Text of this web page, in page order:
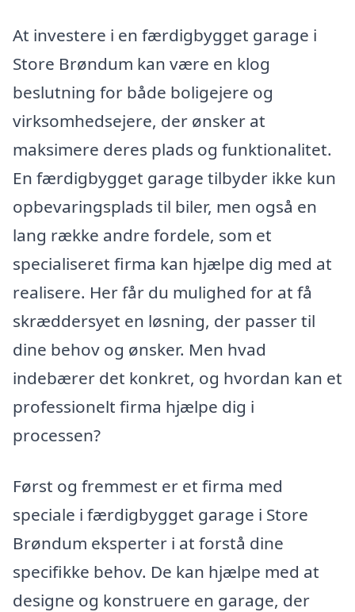
At investere i en færdigbygget garage i
Store Brøndum kan være en klog
beslutning for både boligejere og
virksomhedsejere, der ønsker at
maksimere deres plads og funktionalitet.
En færdigbygget garage tilbyder ikke kun
opbevaringsplads til biler, men også en
lang række andre fordele, som et
specialiseret firma kan hjælpe dig med at
realisere. Her får du mulighed for at få
skræddersyet en løsning, der passer til
dine behov og ønsker. Men hvad
indebærer det konkret, og hvordan kan et
professionelt firma hjælpe dig i
processen?
Først og fremmest er et firma med
speciale i færdigbygget garage i Store
Brøndum eksperter i at forstå dine
specifikke behov. De kan hjælpe med at
designe og konstruere en garage, der